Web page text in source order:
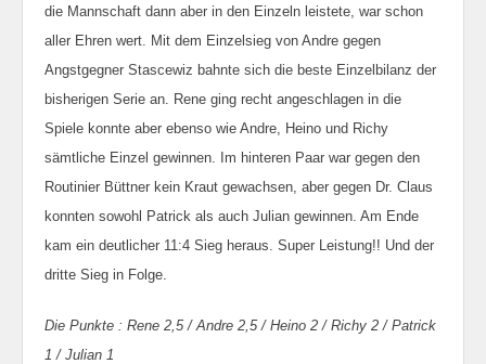
die Mannschaft dann aber in den Einzeln leistete, war schon
aller Ehren wert. Mit dem Einzelsieg von Andre gegen
Angstgegner Stascewiz bahnte sich die beste Einzelbilanz der
bisherigen Serie an. Rene ging recht angeschlagen in die
Spiele konnte aber ebenso wie Andre, Heino und Richy
sämtliche Einzel gewinnen. Im hinteren Paar war gegen den
Routinier Büttner kein Kraut gewachsen, aber gegen Dr. Claus
konnten sowohl Patrick als auch Julian gewinnen. Am Ende
kam ein deutlicher 11:4 Sieg heraus. Super Leistung!! Und der
dritte Sieg in Folge.
Die Punkte : Rene 2,5 / Andre 2,5 / Heino 2 / Richy 2 / Patrick
1 / Julian 1